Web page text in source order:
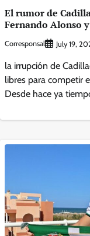
El rumor de
Fernando Alonso
Corresponsal July 19,
la irrupción de
libres para competir
Desde hace ya